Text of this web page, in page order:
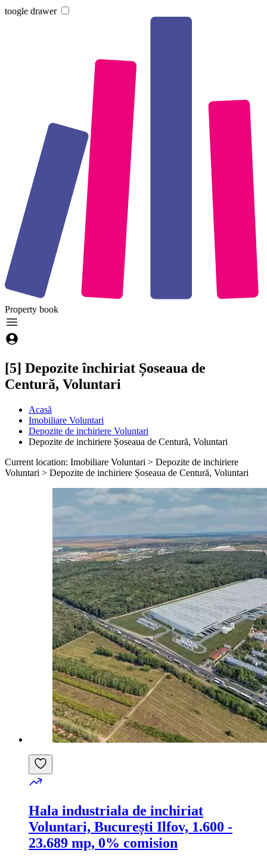
toogle drawer
Property book
[5] Depozite închiriat Șoseaua de
Centură, Voluntari
Acasă
Imobiliare Voluntari
Depozite de inchiriere Voluntari
Depozite de inchiriere Șoseaua de Centură, Voluntari
Current location: Imobiliare Voluntari > Depozite de inchiriere
Voluntari > Depozite de inchiriere Șoseaua de Centură, Voluntari
Hala industriala de inchiriat
Voluntari, București Ilfov, 1.600 -
23.689 mp, 0% comision